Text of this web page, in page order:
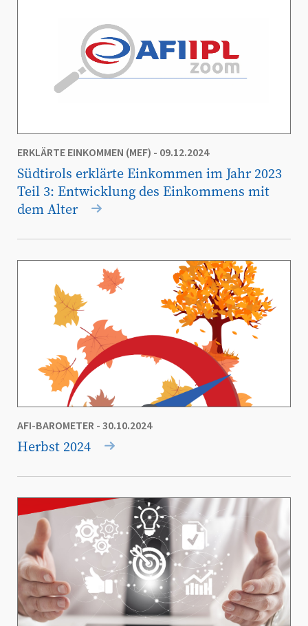
ERKLÄRTE EINKOMMEN (MEF) - 09.12.2024
Südtirols erklärte Einkommen im Jahr 2023
Teil 3: Entwicklung des Einkommens mit
dem Alter
AFI-BAROMETER - 30.10.2024
Herbst 2024